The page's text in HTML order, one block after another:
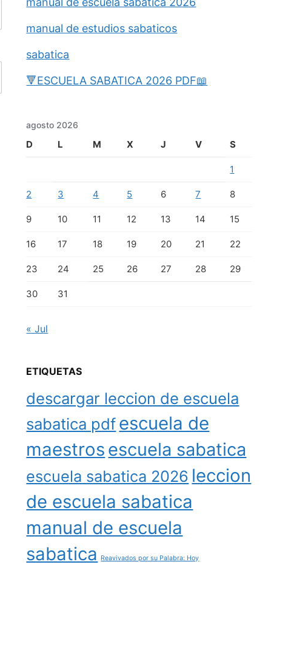
manual de estudios sabaticos
sabatica
🔻ESCUELA SABATICA 2026 PDF📖
agosto 2026
D L M X J V S
1
2 3 4 5 6 7 8
9 10 11 12 13 14 15
16 17 18 19 20 21 22
23 24 25 26 27 28 29
30 31
« Jul
ETIQUETAS
descargar leccion de escuela
sabatica pdfescuela de
maestros escuela sabatica
escuela sabatica 2026 leccion
de escuela sabatica
manual de escuela
sabatica
Reavivados por su Palabra: Hoy